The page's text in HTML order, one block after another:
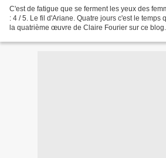
C'est de fatigue que se ferment les yeux des
: 4 / 5. Le fil d'Ariane. Quatre jours c'est le temps
la quatrième œuvre de Claire Fourier sur ce blog.